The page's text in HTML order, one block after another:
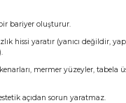
bariyer oluşturur.
hissi yaratır (yanıcı değildir,
kenarları, mermer yüzeyler, tabela
açıdan sorun yaratmaz.